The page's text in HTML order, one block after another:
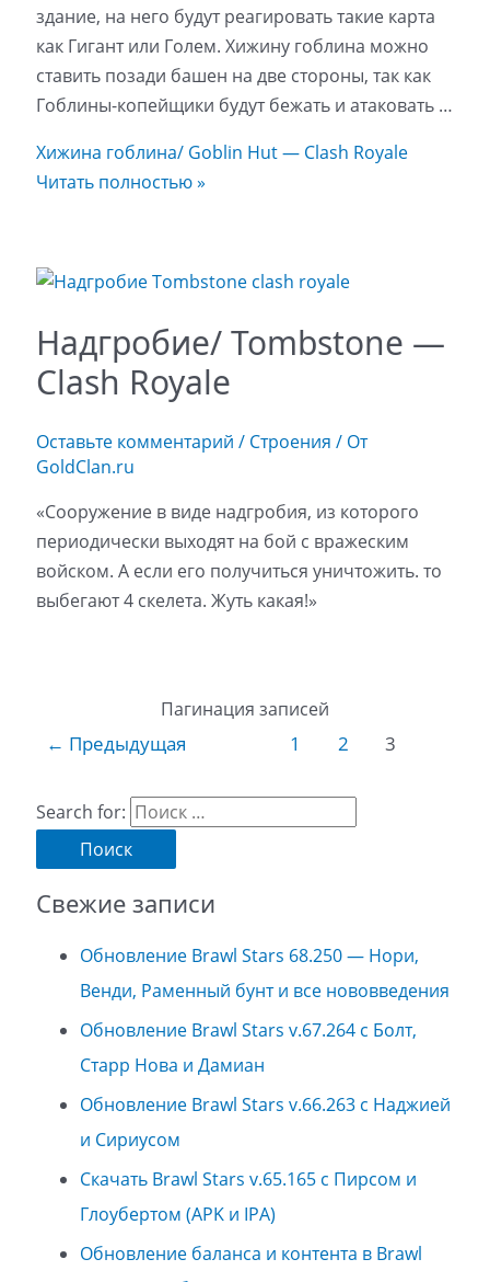
здание, на него будут реагировать такие карта
как Гигант или Голем. Хижину гоблина можно
ставить позади башен на две стороны, так как
Гоблины-копейщики будут бежать и атаковать …
Хижина гоблина/ Goblin Hut — Clash Royale
Читать полностью »
Надгробие/ Tombstone —
Clash Royale
Оставьте комментарий / Строения / От
GoldClan.ru
«Сооружение в виде надгробия, из которого
периодически выходят на бой с вражеским
войском. А если его получиться уничтожить. то
выбегают 4 скелета. Жуть какая!»
Пагинация записей
← Предыдущая 1 2 3
Search for:
Свежие записи
Обновление Brawl Stars 68.250 — Нори,
Венди, Раменный бунт и все нововведения
Обновление Brawl Stars v.67.264 с Болт,
Старр Нова и Дамиан
Обновление Brawl Stars v.66.263 с Наджией
и Сириусом
Скачать Brawl Stars v.65.165 с Пирсом и
Глоубертом (APK и IPA)
Обновление баланса и контента в Brawl